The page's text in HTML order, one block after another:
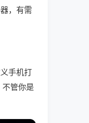
，有需
手机打
管你是